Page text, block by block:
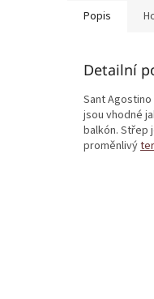
Popis
Detailní
Sant Agostino
jsou vhodné
balkón. Střep
proměnlivý